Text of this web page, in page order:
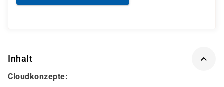
Inhalt
Cloudkonzepte: